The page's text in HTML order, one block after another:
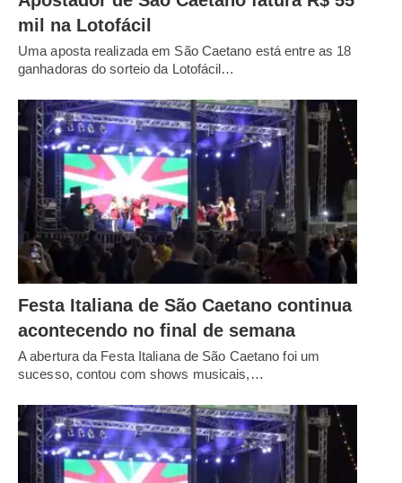
mil na Lotofácil
Uma aposta realizada em São Caetano está entre as 18
ganhadoras do sorteio da Lotofácil…
Festa Italiana de São Caetano continua
acontecendo no final de semana
A abertura da Festa Italiana de São Caetano foi um
sucesso, contou com shows musicais,…